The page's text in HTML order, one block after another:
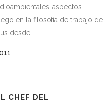
aspectos
en la filosofía de trabajo de
desde...
CHEF DEL